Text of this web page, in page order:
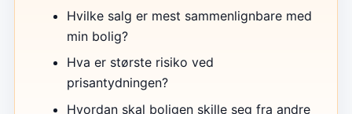
Hvilke salg er mest sammenlignbare med
min bolig?
Hva er største risiko ved
prisantydningen?
Hvordan skal boligen skille seg fra andre